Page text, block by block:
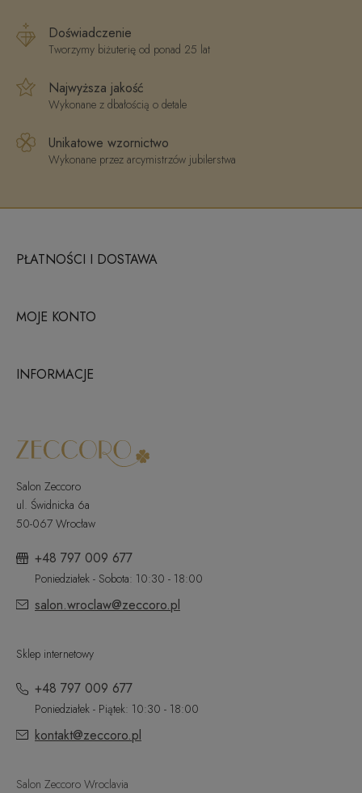
Doświadczenie
Tworzymy biżuterię od ponad 25 lat
Najwyższa jakość
Wykonane z dbałością o detale
Unikatowe wzornictwo
Wykonane przez arcymistrzów jubilerstwa
PŁATNOŚCI I DOSTAWA
MOJE KONTO
INFORMACJE
Salon Zeccoro
ul. Świdnicka 6a
50-067 Wrocław
+48 797 009 677
Poniedziałek - Sobota: 10:30 - 18:00
salon.wroclaw@zeccoro.pl
Sklep internetowy
+48 797 009 677
Poniedziałek - Piątek: 10:30 - 18:00
kontakt@zeccoro.pl
Salon Zeccoro Wroclavia